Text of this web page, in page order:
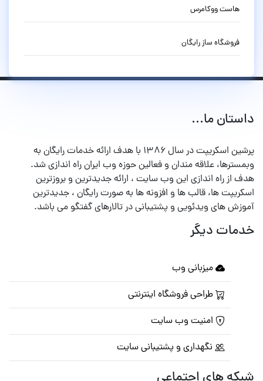
هاست ووکامرس
فروشگاه ساز رایگان
داستان ما...
پرشین اسکریپت در سال ۱۳۸۶ با هدف ارائه خدمات رایگان به
وبمسترها، علاقه مندان و فعالین حوزه وب ایران راه اندازی شد.
هدف از راه اندازی این وب سایت ، ارائه جدیدترین و بروزترین
اسکریپت ها، قالب ها و افزونه ها به صورت رایگان ، جدیدترین
آموزش های ویدئویی و پشتیبانی در تالارهای گفتگو می باشد.
خدمات دیگر
میزبانی وب
طراحی فروشگاه اینترنتی
امنیت وب سایت
نگهداری و پشتیبانی سایت